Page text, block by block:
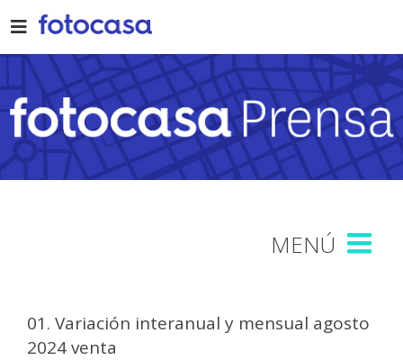
to
content
01. Variación interanual y mensual agosto
2024 venta